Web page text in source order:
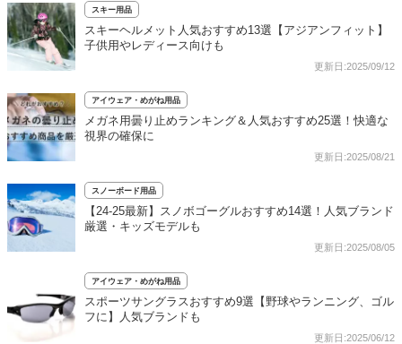
スキー用品
スキーヘルメット人気おすすめ13選【アジアンフィット】
子供用やレディース向けも
更新日:2025/09/12
アイウェア・めがね用品
メガネ用曇り止めランキング＆人気おすすめ25選！快適な
視界の確保に
更新日:2025/08/21
スノーボード用品
【24-25最新】スノボゴーグルおすすめ14選！人気ブランド
厳選・キッズモデルも
更新日:2025/08/05
アイウェア・めがね用品
スポーツサングラスおすすめ9選【野球やランニング、ゴル
フに】人気ブランドも
更新日:2025/06/12